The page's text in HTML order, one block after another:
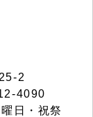
2
4090
日・祝祭